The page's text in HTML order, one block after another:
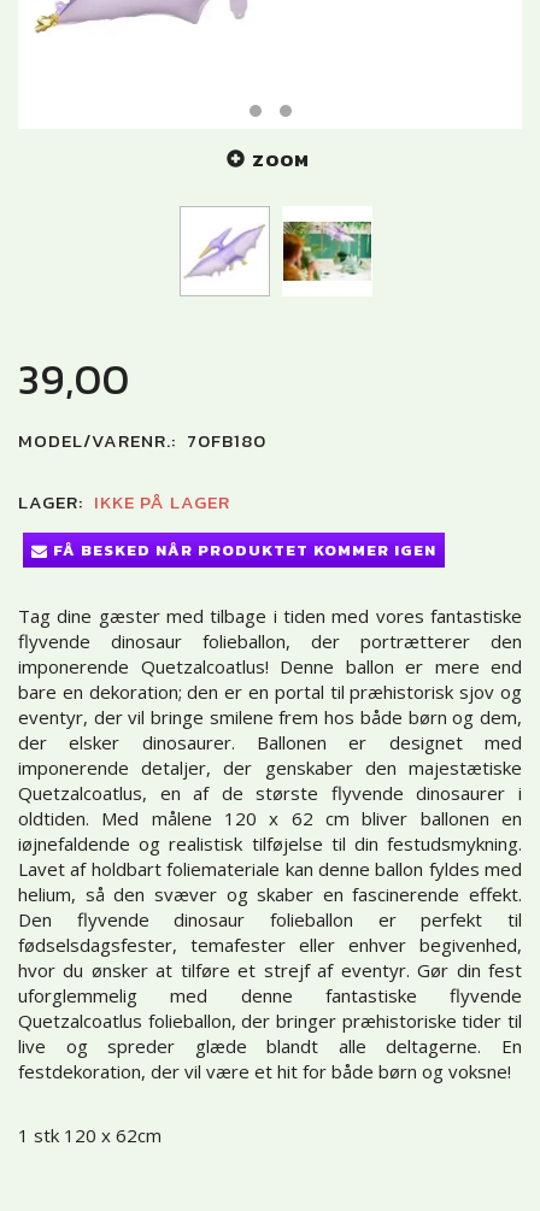
ZOOM
39,00
MODEL/VARENR.: 70FB180
LAGER: IKKE PÅ LAGER
FÅ BESKED NÅR PRODUKTET KOMMER IGEN
Tag dine gæster med tilbage i tiden med vores fantastiske
flyvende dinosaur folieballon, der portrætterer den
imponerende Quetzalcoatlus! Denne ballon er mere end
bare en dekoration; den er en portal til præhistorisk sjov og
eventyr, der vil bringe smilene frem hos både børn og dem,
der elsker dinosaurer. Ballonen er designet med
imponerende detaljer, der genskaber den majestætiske
Quetzalcoatlus, en af de største flyvende dinosaurer i
oldtiden. Med målene 120 x 62 cm bliver ballonen en
iøjnefaldende og realistisk tilføjelse til din festudsmykning.
Lavet af holdbart foliemateriale kan denne ballon fyldes med
helium, så den svæver og skaber en fascinerende effekt.
Den flyvende dinosaur folieballon er perfekt til
fødselsdagsfester, temafester eller enhver begivenhed,
hvor du ønsker at tilføre et strejf af eventyr. Gør din fest
uforglemmelig med denne fantastiske flyvende
Quetzalcoatlus folieballon, der bringer præhistoriske tider til
live og spreder glæde blandt alle deltagerne. En
festdekoration, der vil være et hit for både børn og voksne!
1 stk 120 x 62cm